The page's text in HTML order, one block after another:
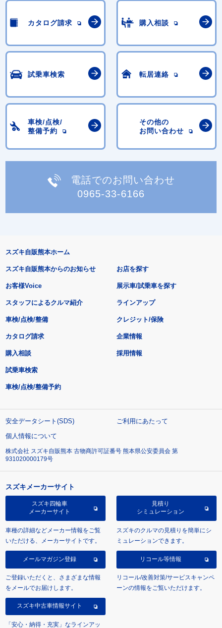
カタログ請求 購入相談
試乗車検索 転居連絡
車検/点検/
整備予約
その他の
お問い合わせ
電話でのお問い合わせ
0965-33-6166
スズキ自販熊本ホーム
スズキ自販熊本からのお知らせ
お客様Voice
スタッフによるクルマ紹介
お店を探す
展示車/試乗車を探す
ラインアップ
車検/点検/整備 クレジット/保険
カタログ請求
購入相談
試乗車検索
車検/点検/整備予約
企業情報
採用情報
安全データシート(SDS)
ご利用にあたって
個人情報について
株式会社 スズキ自販熊本 古物商許可証番号 熊本県公安委員会 第
931020000179号
スズキメーカーサイト
スズキ四輪車
メーカーサイト
車種の詳細などメーカー情報をご覧
いただける、メーカーサイトです。
見積り
シミュレーション
スズキのクルマの見積りを簡単にシ
ミュレーションできます。
メールマガジン登録
ご登録いただくと、さまざまな情報
をメールでお届けします。
リコール等情報
リコール/改善対策/サービスキャンペ
ーンの情報をご覧いただけます。
スズキ中古車情報サイト
「安心・納得・充実」なラインアッ